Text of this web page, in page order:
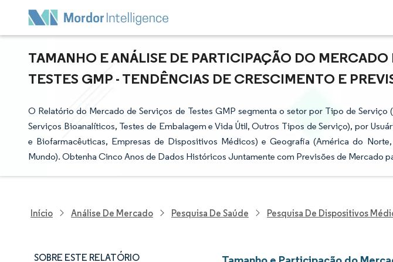
TAMANHO E ANÁLISE DE PARTICIPAÇÃO DO MERCADO
TESTES GMP - TENDÊNCIAS DE CRESCIMENTO E
O Relatório do Mercado de Serviços de Testes GMP segmenta o setor por Tipo de Serviço
Serviços Bioanalíticos, Testes de Embalagem e Vida Útil, Outros Tipos de Serviço), por
e Biofarmacêuticas, Empresas de Dispositivos Médicos) e Geografia (América do
Mundo). Obtenha Cinco Anos de Dados Históricos Juntamente com Previsões de Mercado
Início Análise De Mercado Pesquisa De Saúde Pesquisa De Dispositivos
SOBRE ESTE RELATÓRIO